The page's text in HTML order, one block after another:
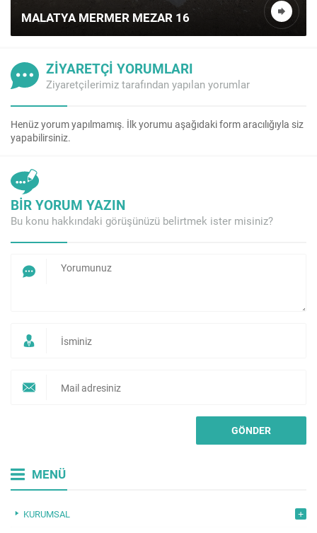
MALATYA MERMER MEZAR 16
ZİYARETÇİ YORUMLARI
Ziyaretçilerimiz tarafından yapılan yorumlar
Henüz yorum yapılmamış. İlk yorumu aşağıdaki form aracılığıyla siz
yapabilirsiniz.
BİR YORUM YAZIN
Bu konu hakkındaki görüşünüzü belirtmek ister misiniz?
MENÜ
KURUMSAL